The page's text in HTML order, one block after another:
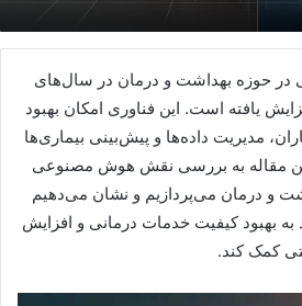
حوزه بهداشت و درمان در سال‌های
یافته است. این فناوری امکان بهبود
مدیریت داده‌ها و پیش‌بینی بیماری‌ها
مقاله به بررسی نقش هوش مصنوعی
و درمان می‌پردازیم و نشان می‌دهیم
به بهبود کیفیت خدمات درمانی و افزایش
کمک کند.